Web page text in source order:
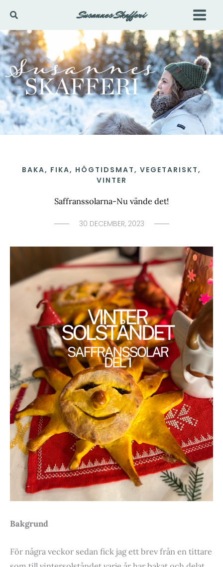
innehåll
Sök Susannes Skafferi
BAKA, FIKA, HÖGTIDSMAT, VEGETARISKT,
VINTER
Saffranssolarna-Nu vände det!
30 DECEMBER, 2023
Bakgrund
För några veckor sedan fick jag ett brev från en tittare